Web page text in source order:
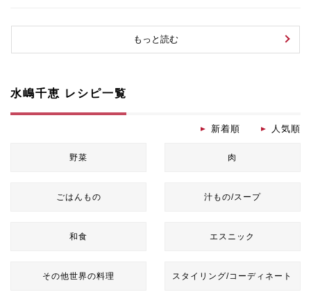
もっと読む
水嶋千恵 レシピ一覧
新着順 人気順
野菜 肉
ごはんもの 汁もの/スープ
和食 エスニック
その他世界の料理 スタイリング/コーディネート